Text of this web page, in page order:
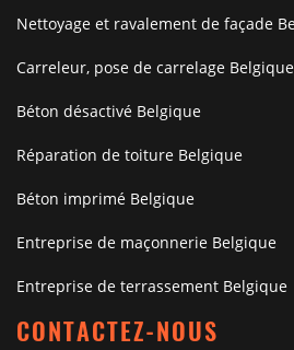
Nettoyage et ravalement de façade
Carreleur, pose de carrelage Belgique
Béton désactivé Belgique
Réparation de toiture Belgique
Béton imprimé Belgique
Entreprise de maçonnerie Belgique
Entreprise de terrassement Belgique
CONTACTEZ-NOUS